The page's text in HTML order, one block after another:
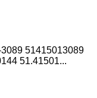
51415013089
51.41501...